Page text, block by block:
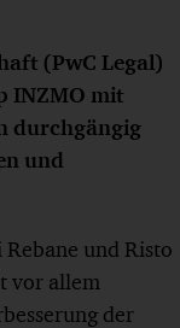
(PwC Legal)
INZMO mit
durchgängig
und
und Risto
vor allem
der